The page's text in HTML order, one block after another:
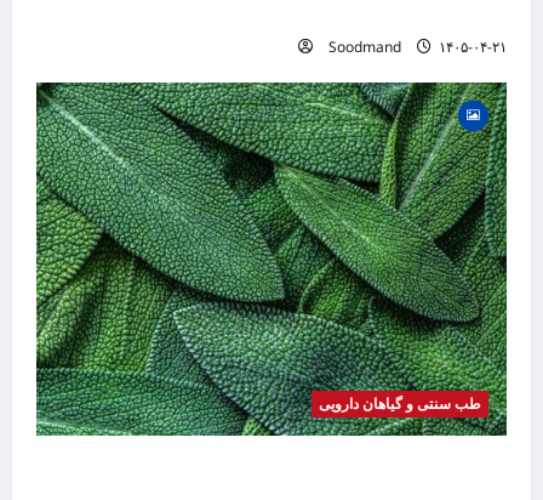
Soodmand ۱۴۰۵-۰۴-۲۱
طب سنتی و گیاهان دارویی